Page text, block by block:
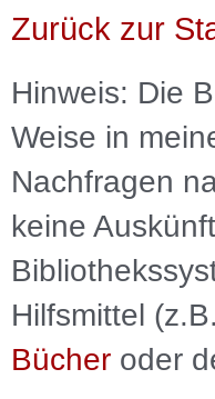
Zurück zur
Hinweis: Die
Weise in
Nachfragen
keine
Hilfsmittel
Bücher oder